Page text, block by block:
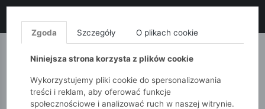
MONNARI QUIOSQUE
Zgoda Szczegóły O plikach cookie
Niniejsza strona korzysta z plików cookie
Wykorzystujemy pliki cookie do spersonalizowania
treści i reklam, aby oferować funkcje
społecznościowe i analizować ruch w naszej witrynie.